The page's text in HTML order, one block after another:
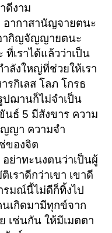
ดีงาม
ากาสานัญจายตนะ
กิญจัญญายตนะ
เราได้แล้วว่าเป็น
ำลังใหญ่ที่ช่วยให้เรา
รกิเลส โลภ โกรธ
ปฌานก็ไม่จำเป็น
ธ์ 5 มีสังขาร ความ
ญญา ความจำ
ของจิต
ย่าทะนงตนว่าเป็นผู้
ราดีกว่าเขา เขาดี
ารมณ์นี้ไม่ดีก็ทิ้งไป
นเกิดมามีทุกข์จาก
เช่นกัน ให้มีเมตตา